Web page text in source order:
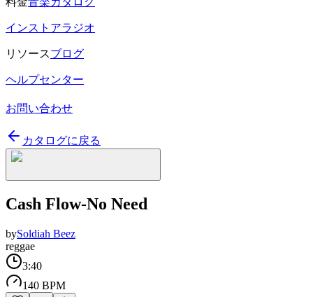
インストアラジオ
リソースブログ
ヘルプセンター
お問い合わせ
カタログに戻る
Cash Flow-No Need
bySoldiah Beez
reggae
3:40
140 BPM